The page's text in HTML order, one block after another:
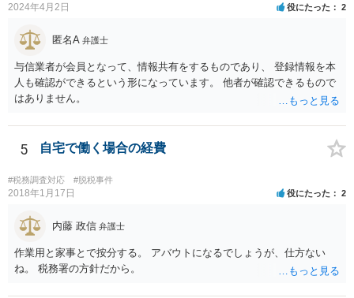
2024年4月2日 役にたった 2
匿名A 弁護士
与信業者が会員となって、情報共有をするものであり、 登録情報を本
人も確認ができるという形になっています。 他者が確認できるもので
はありません。
5 自宅で働く場合の経費
#税務調査対応 #脱税事件
2018年1月17日 役にたった 2
内藤 政信 弁護士
作業用と家事とで按分する。 アバウトになるでしょうが、仕方ない
ね。 税務署の方針だから。